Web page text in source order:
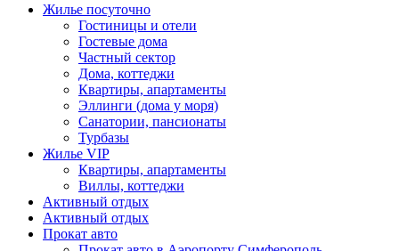
Жилье посуточно
Гостиницы и отели
Гостевые дома
Частный сектор
Дома, коттеджи
Квартиры, апартаменты
Эллинги (дома у моря)
Санатории, пансионаты
Турбазы
Жилье VIP
Квартиры, апартаменты
Виллы, коттеджи
Активный отдых
Активный отдых
Прокат авто